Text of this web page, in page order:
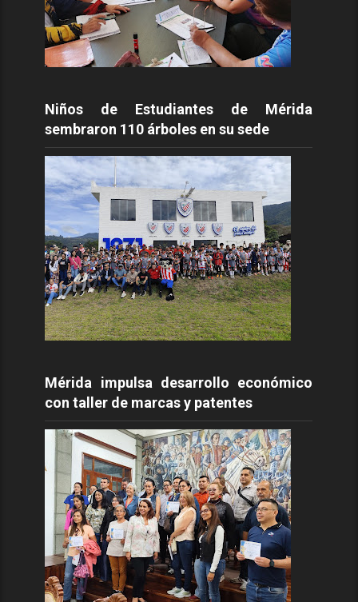
Niños de Estudiantes de Mérida
sembraron 110 árboles en su sede
Mérida impulsa desarrollo económico
con taller de marcas y patentes